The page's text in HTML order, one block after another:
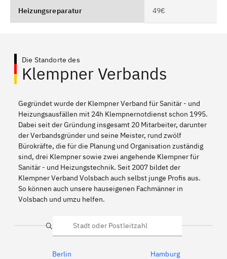
Heizungsreparatur 49€
Die Standorte des
Klempner Verbands
Gegründet wurde der Klempner Verband für Sanitär - und
Heizungsausfällen mit 24h Klempnernotdienst schon 1995.
Dabei seit der Gründung insgesamt 20 Mitarbeiter, darunter
der Verbandsgründer und seine Meister, rund zwölf
Bürokräfte, die für die Planung und Organisation zuständig
sind, drei Klempner sowie zwei angehende Klempner für
Sanitär - und Heizungstechnik. Seit 2007 bildet der
Klempner Verband Volsbach auch selbst junge Profis aus.
So können auch unsere hauseigenen Fachmänner in
Volsbach und umzu helfen.
Suche
Berlin Hamburg